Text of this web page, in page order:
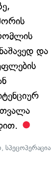
და
, სპეცოპერაცია